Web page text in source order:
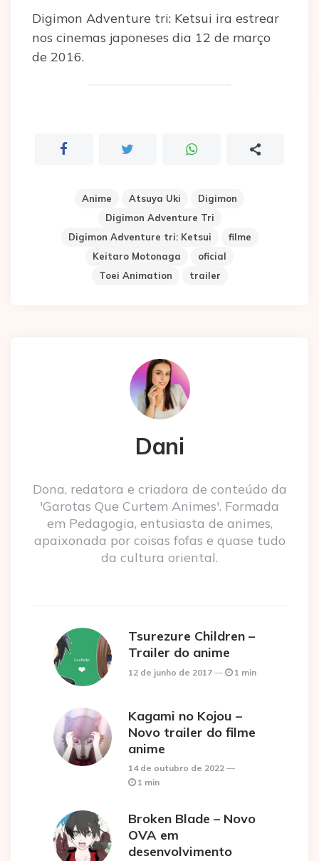
Digimon Adventure tri: Ketsui ira estrear
nos cinemas japoneses dia 12 de março
de 2016.
Anime Atsuya Uki
Digimon
Digimon Adventure Tri
Digimon Adventure tri: Ketsui
filme
Keitaro Motonaga
oficial
Toei Animation
trailer
Dani
Dona, redatora e criadora de conteúdo da
'Garotas Que Curtem Animes'. Formada
em Pedagogia, entusiasta de animes,
apaixonada por coisas fofas e quase tudo
da cultura oriental.
Tsurezure Children –
Trailer do anime
12 de junho de 2017 1 min
Kagami no Kojou –
Novo trailer do filme
anime
14 de outubro de 2022
1 min
Broken Blade – Novo
OVA em
desenvolvimento